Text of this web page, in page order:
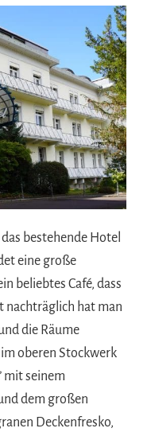
bestehende Hotel
eine große
beliebtes Café, dass
nachträglich hat man
die Räume
oberen Stockwerk
mit seinem
dem großen
Deckenfresko,